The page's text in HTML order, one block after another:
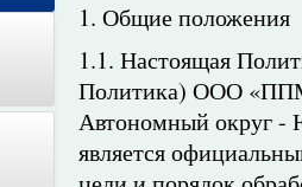
1. Общие положения
1.1. Настоящая
Политика) ООО
Автономный округ -
является